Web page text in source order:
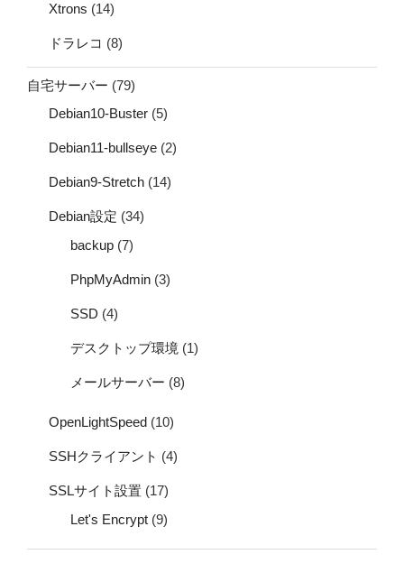
Xtrons (14)
ドラレコ (8)
自宅サーバー (79)
Debian10-Buster (5)
Debian11-bullseye (2)
Debian9-Stretch (14)
Debian設定 (34)
backup (7)
PhpMyAdmin (3)
SSD (4)
デスクトップ環境 (1)
メールサーバー (8)
OpenLightSpeed (10)
SSHクライアント (4)
SSLサイト設置 (17)
Let's Encrypt (9)